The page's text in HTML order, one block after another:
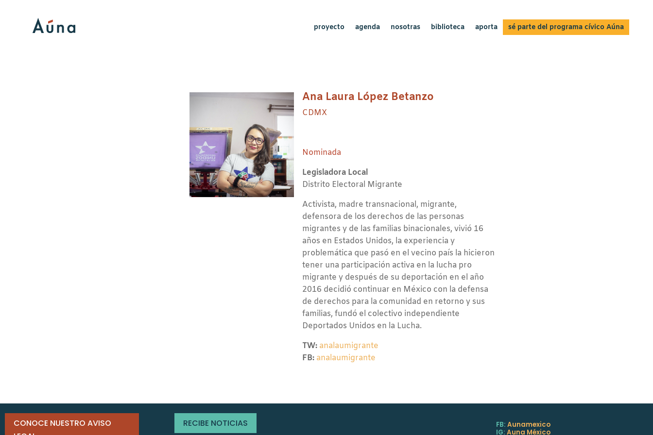
proyecto agenda nosotras biblioteca aporta sé parte del programa cívico Aúna
Ana Laura López Betanzo
CDMX
Nominada
Legisladora Local
Distrito Electoral Migrante
Activista, madre transnacional, migrante,
defensora de los derechos de las personas
migrantes y de las familias binacionales, vivió 16
años en Estados Unidos, la experiencia y
problemática que pasó en el vecino país la hicieron
tener una participación activa en la lucha pro
migrante y después de su deportación en el año
2016 decidió continuar en México con la defensa
de derechos para la comunidad en retorno y sus
familias, fundó el colectivo independiente
Deportados Unidos en la Lucha.
TW: analaumigrante
FB: analaumigrante
CONOCE NUESTRO AVISO
RECIBE NOTICIAS FB:Aunamexico
IG:Auna México